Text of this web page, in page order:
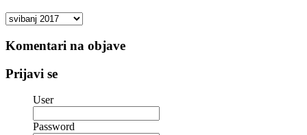
Arhiva
Komentari na objave
Prijavi se
User
Password